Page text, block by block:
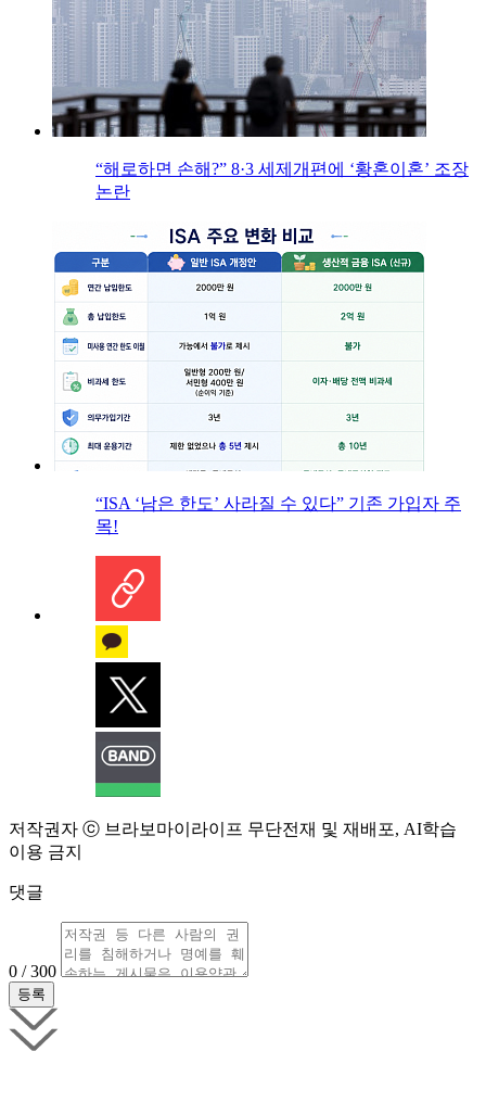
“해로하면 손해?” 8·3 세제개편에 ‘황혼이혼’ 조장
논란
“ISA ‘남은 한도’ 사라질 수 있다” 기존 가입자 주
목!
저작권자 ⓒ 브라보마이라이프 무단전재 및 재배포, AI학습
이용 금지
댓글
0 / 300